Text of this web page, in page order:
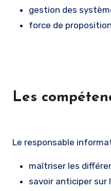
gestion des
force de
Les
Le responsable
maîtriser les
savoir anticiper